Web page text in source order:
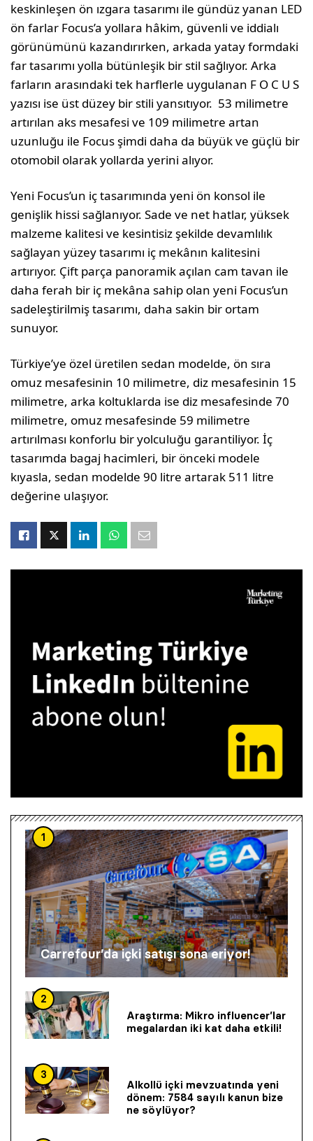
keskinleşen ön ızgara tasarımı ile gündüz yanan LED
ön farlar Focus’a yollara hâkim, güvenli ve iddialı
görünümünü kazandırırken, arkada yatay formdaki
far tasarımı yolla bütünleşik bir stil sağlıyor. Arka
farların arasındaki tek harflerle uygulanan F O C U S
yazısı ise üst düzey bir stili yansıtıyor. 53 milimetre
artırılan aks mesafesi ve 109 milimetre artan
uzunluğu ile Focus şimdi daha da büyük ve güçlü bir
otomobil olarak yollarda yerini alıyor.
Yeni Focus’un iç tasarımında yeni ön konsol ile
genişlik hissi sağlanıyor. Sade ve net hatlar, yüksek
malzeme kalitesi ve kesintisiz şekilde devamlılık
sağlayan yüzey tasarımı iç mekânın kalitesini
artırıyor. Çift parça panoramik açılan cam tavan ile
daha ferah bir iç mekâna sahip olan yeni Focus’un
sadeleştirilmiş tasarımı, daha sakin bir ortam
sunuyor.
Türkiye’ye özel üretilen sedan modelde, ön sıra
omuz mesafesinin 10 milimetre, diz mesafesinin 15
milimetre, arka koltuklarda ise diz mesafesinde 70
milimetre, omuz mesafesinde 59 milimetre
artırılması konforlu bir yolculuğu garantiliyor. İç
tasarımda bagaj hacimleri, bir önceki modele
kıyasla, sedan modelde 90 litre artarak 511 litre
değerine ulaşıyor.
1
Carrefour’da içki satışı sona eriyor!
2
Araştırma: Mikro influencer’lar
megalardan iki kat daha etkili!
3
Alkollü içki mevzuatında yeni
dönem: 7584 sayılı kanun bize
ne söylüyor?